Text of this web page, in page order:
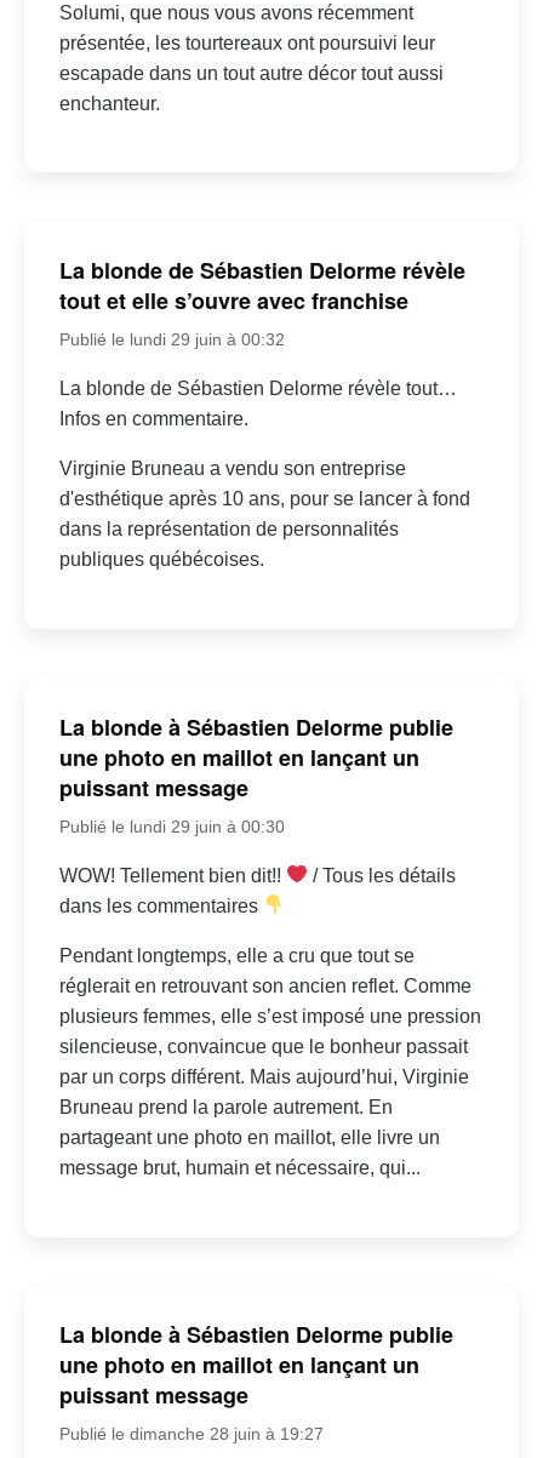
Solumi, que nous vous avons récemment
présentée, les tourtereaux ont poursuivi leur
escapade dans un tout autre décor tout aussi
enchanteur.
La blonde de Sébastien Delorme révèle
tout et elle s’ouvre avec franchise
Publié le lundi 29 juin à 00:32
La blonde de Sébastien Delorme révèle tout…
Infos en commentaire.
Virginie Bruneau a vendu son entreprise
d'esthétique après 10 ans, pour se lancer à fond
dans la représentation de personnalités
publiques québécoises.
La blonde à Sébastien Delorme publie
une photo en maillot en lançant un
puissant message
Publié le lundi 29 juin à 00:30
WOW! Tellement bien dit!!
/ Tous les détails
dans les commentaires
Pendant longtemps, elle a cru que tout se
réglerait en retrouvant son ancien reflet. Comme
plusieurs femmes, elle s’est imposé une pression
silencieuse, convaincue que le bonheur passait
par un corps différent. Mais aujourd’hui, Virginie
Bruneau prend la parole autrement. En
partageant une photo en maillot, elle livre un
message brut, humain et nécessaire, qui...
La blonde à Sébastien Delorme publie
une photo en maillot en lançant un
puissant message
Publié le dimanche 28 juin à 19:27